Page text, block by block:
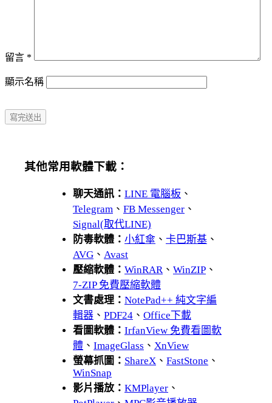
留言 *
顯示名稱
其他常用軟體下載：
聊天通訊： LINE 電腦板 、
Telegram 、 FB Messenger 、
Signal(取代LINE)
防毒軟體： 小紅傘 、 卡巴斯基 、
AVG 、 Avast
壓縮軟體： WinRAR 、 WinZIP 、
7-ZIP 免費壓縮軟體
文書處理： NotePad++ 純文字編
輯器 、 PDF24 、 Office下載
看圖軟體： IrfanView 免費看圖軟
體 、 ImageGlass 、 XnView
螢幕抓圖： ShareX 、 FastStone 、
WinSnap
影片播放： KMPlayer 、